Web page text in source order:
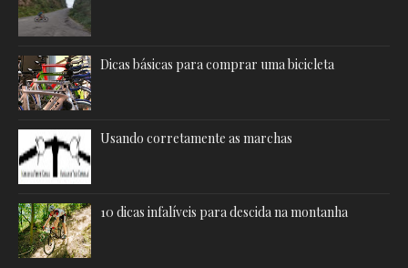
Dicas básicas para comprar uma bicicleta
Usando corretamente as marchas
10 dicas infalíveis para descida na montanha